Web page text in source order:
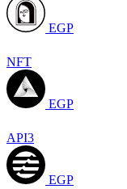
EGP
NFT
EGP
API3
EGP